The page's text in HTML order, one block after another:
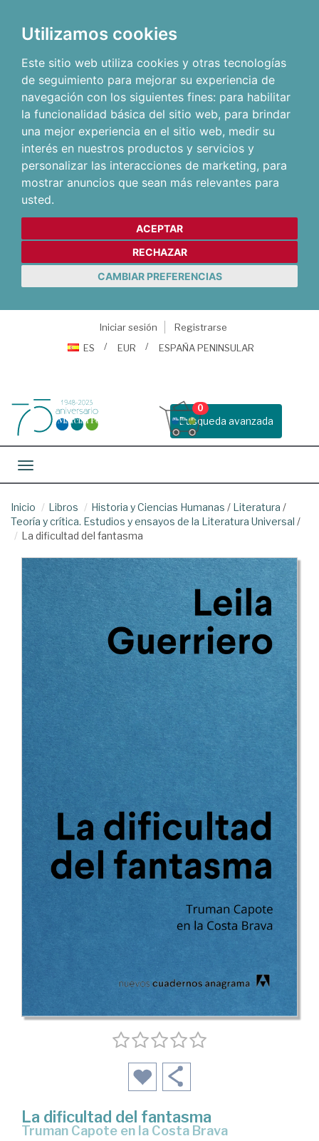
Utilizamos cookies
Este sitio web utiliza cookies y otras tecnologías
de seguimiento para mejorar su experiencia de
navegación con los siguientes fines: para habilitar
la funcionalidad básica del sitio web, para brindar
una mejor experiencia en el sitio web, medir su
interés en nuestros productos y servicios y
personalizar las interacciones de marketing, para
mostrar anuncios que sean más relevantes para
usted.
ACEPTAR
RECHAZAR
CAMBIAR PREFERENCIAS
Iniciar sesión
Registrarse
ES
EUR ESPAÑA PENINSULAR
Busqueda avanzada
0
Toggle navigation
Inicio Libros Historia y Ciencias Humanas / Literatura /
Teoría y crítica. Estudios y ensayos de la Literatura Universal /
La dificultad del fantasma
La dificultad del fantasma
Truman Capote en la Costa Brava